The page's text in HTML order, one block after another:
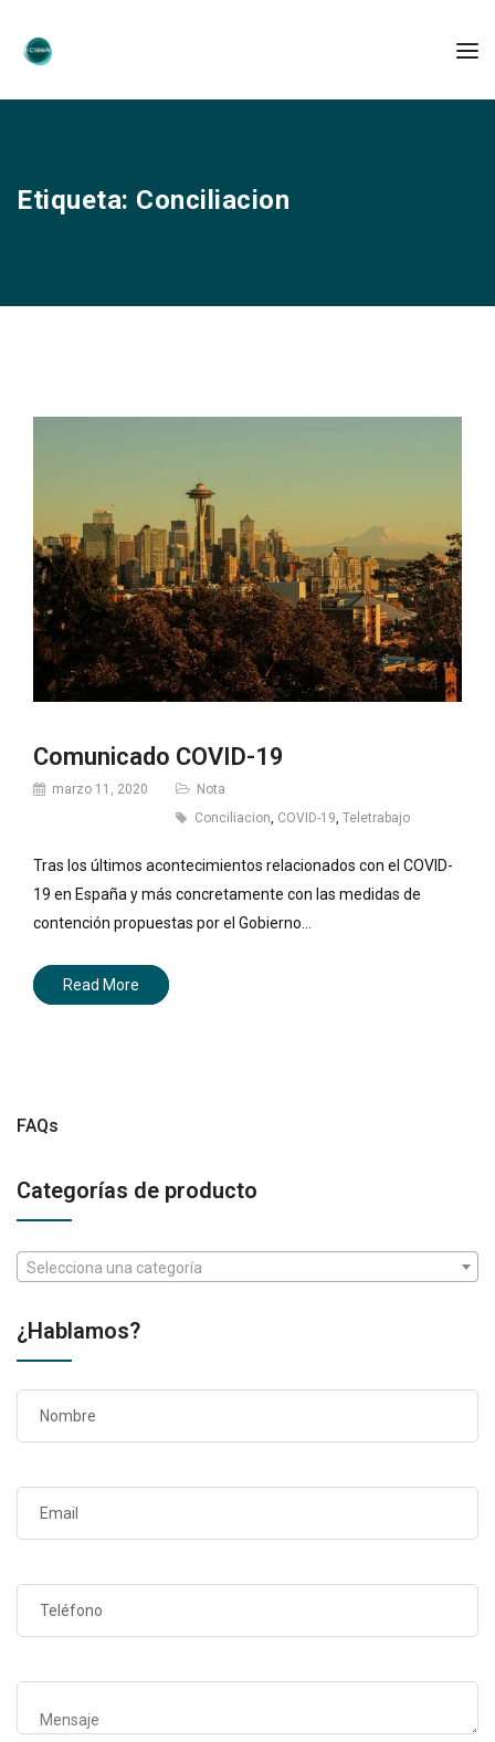
Etiqueta: Conciliacion
Comunicado COVID-19
marzo 11, 2020
Nota
Conciliacion, COVID-19, Teletrabajo
Tras los últimos acontecimientos relacionados con el COVID-
19 en España y más concretamente con las medidas de
contención propuestas por el Gobierno…
Read More
FAQs
Categorías de producto
Selecciona una categoría
¿Hablamos?